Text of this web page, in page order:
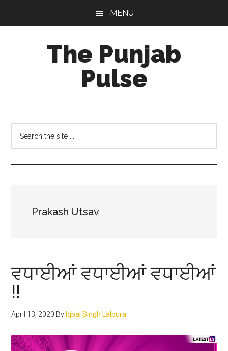
MENU
The Punjab
Pulse
Socio-
Cultural
Studies
Prakash Utsav
ਵਧਾਈਆਂ ਵਧਾਈਆਂ ਵਧਾਈਆਂ
!!
April 13, 2020 By Iqbal Singh Lalpura